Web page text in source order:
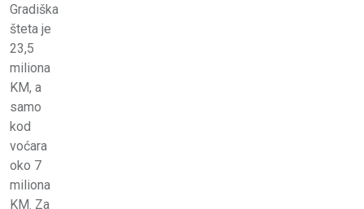
Gradiška
šteta je
23,5
miliona
KM, a
samo
kod
voćara
oko 7
miliona
KM. Za